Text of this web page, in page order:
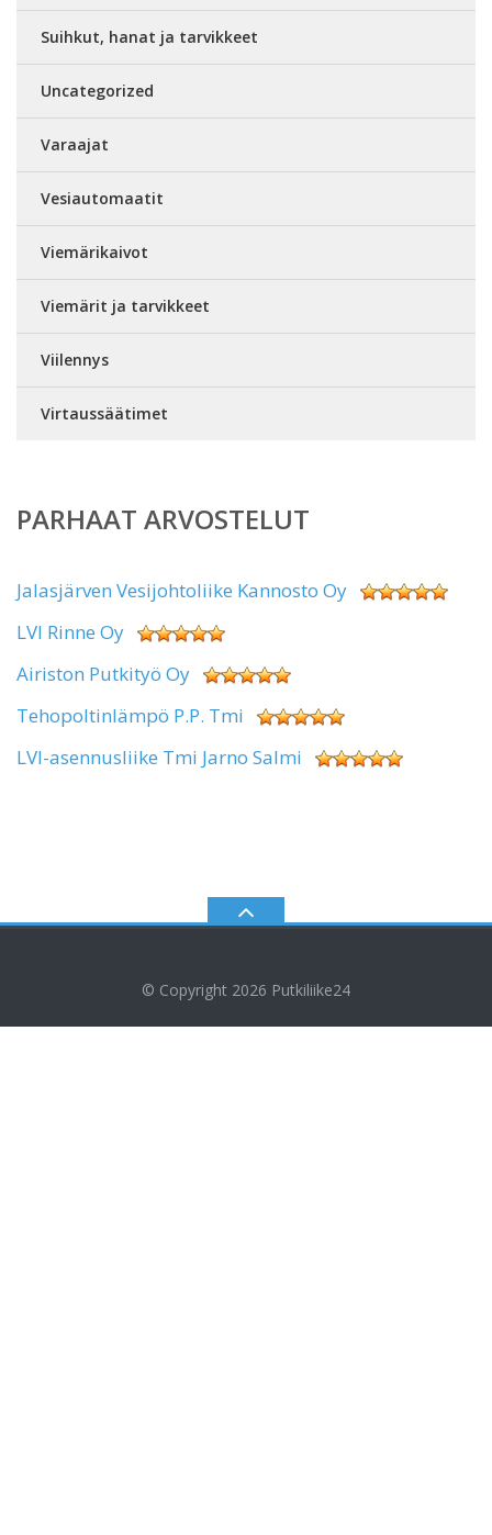
Suihkut, hanat ja tarvikkeet
Uncategorized
Varaajat
Vesiautomaatit
Viemärikaivot
Viemärit ja tarvikkeet
Viilennys
Virtaussäätimet
PARHAAT ARVOSTELUT
Jalasjärven Vesijohtoliike Kannosto Oy
LVI Rinne Oy
Airiston Putkityö Oy
Tehopoltinlämpö P.P. Tmi
LVI-asennusliike Tmi Jarno Salmi
© Copyright 2026 Putkiliike24